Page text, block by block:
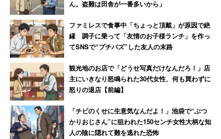
ん。盗難は田舎が一番多いから」
ファミレスで食事中「ちょっと頂戴」が原因で絶
縁 調子に乗って「友情のお子様ランチ」を作っ
てSNSで“プチバズ”した友人の末路
観光地のお店で「どうせ写真だけなんだろ！」店
主にいきなり怒鳴られた30代女性、何も買わずに
怒りの退店【前編】
「チビのくせに生意気なんだよ！」池袋で“ぶつ
かりおじさん”に狙われた150センチ女性大柄な知
人の陰に隠れて難を逃れた恐怖